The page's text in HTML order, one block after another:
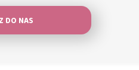
DO NAS